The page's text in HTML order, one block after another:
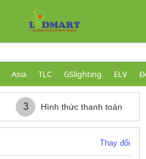
Asia TLC GSlighting ELV
3 Hình thức thanh toán
Thay đổi